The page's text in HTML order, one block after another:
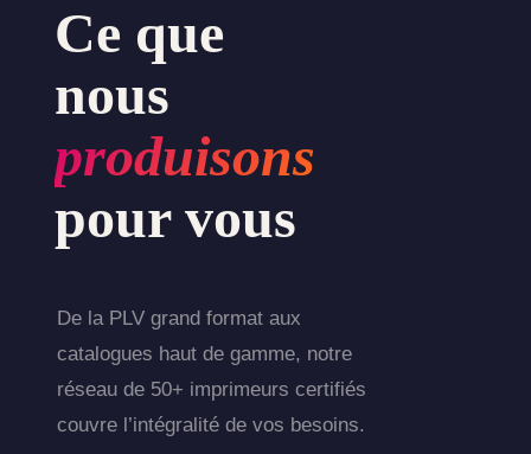
Ce que
nous
produisons
pour vous
De la PLV grand format aux
catalogues haut de gamme, notre
réseau de 50+ imprimeurs certifiés
couvre l’intégralité de vos besoins.